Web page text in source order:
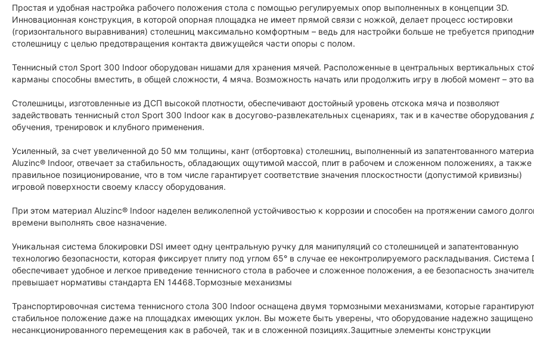
Простая и удобная настройка рабочего положения стола с помощью регулируемых опор выполненных в концепции 3D.
Инновационная конструкция, в которой опорная площадка не имеет прямой связи с ножкой, делает процесс юстировки
(горизонтального выравнивания) столешниц максимально комфортным – ведь для настройки больше не требуется
столешницу с целью предотвращения контакта движущейся части опоры с полом.
Теннисный стол Sport 300 Indoor оборудован нишами для хранения мячей. Расположенные в центральных вертикальных
карманы способны вместить, в общей сложности, 4 мяча. Возможность начать или продолжить игру в любой момент – это
Столешницы, изготовленные из ДСП высокой плотности, обеспечивают достойный уровень отскока мяча и позволяют
задействовать теннисный стол Sport 300 Indoor как в досугово-развлекательных сценариях, так и в качестве оборудования
обучения, тренировок и клубного применения.
Усиленный, за счет увеличенной до 50 мм толщины, кант (отбортовка) столешниц, выполненный из запатентованного
Aluzinc® Indoor, отвечает за стабильность, обладающих ощутимой массой, плит в рабочем и сложенном положениях, а также
правильное позиционирование, что в том числе гарантирует соответствие значения плоскостности (допустимой кривизны)
игровой поверхности своему классу оборудования.
При этом материал Aluzinc® Indoor наделен великолепной устойчивостью к коррозии и способен на протяжении самого
времени выполнять свое назначение.
Уникальная система блокировки DSI имеет одну центральную ручку для манипуляций со столешницей и запатентованную
технологию безопасности, которая фиксирует плиту под углом 65° в случае ее неконтролируемого раскладывания. Система
обеспечивает удобное и легкое приведение теннисного стола в рабочее и сложенное положения, а ее безопасность
превышает нормативы стандарта EN 14468.Тормозные механизмы
Транспортировочная система теннисного стола 300 Indoor оснащена двумя тормозными механизмами, которые
стабильное положение даже на площадках имеющих уклон. Вы можете быть уверены, что оборудование надежно защищено
несанкционированного перемещения как в рабочей, так и в сложенной позициях.Защитные элементы конструкции